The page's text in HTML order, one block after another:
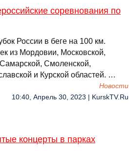
соревнования по
России в беге на 100 км.
из Мордовии, Московской,
Смоленской,
и Курской областей. …
Новости
10:40, Апрель 30, 2023 | KurskTV.Ru
концерты в парках